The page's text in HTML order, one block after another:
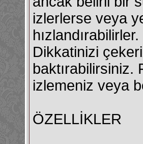
izlerlerse veya
hızlandırabilirler.
Dikkatinizi
baktırabilirsiniz.
izlemeniz veya
ÖZELLİKLER